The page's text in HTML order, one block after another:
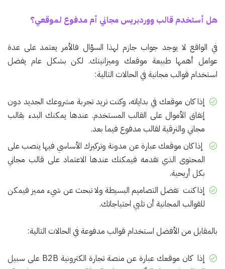
هل أستخدم قالب ووردبريس مجاني أم مدفوع لموقعي؟
في الواقع لا يوجد جواب جازم لهذا السؤال فالأمر يعتمد على عدة
عوامل أهمها طبيعة موقعك وميزانيتك. لكن بشكل عام يفضل
استخدام قوالب مجانية في الحالات التالية:
إذا كان موقعك في بداياته، وكنت تريد تجربة مشروعك الجديد دون
إنفاق الأموال على القالب المستخدم. عندها يمكنك البدء بقالب
مجاني والترقية لقالب مدفوع فيما بعد.
إذا كان موقعك عبارة عن مدونة وتركيزك الأساسي فيها ينصب على
المحتوى الذي تقدمه فيمكنك عندها الاعتماد على قالب مجاني
بكل أريحية.
إذا كنت تفضل التصاميم البسيطة ولا تبحث عن شيء مميز فيمكن
للقوالب المجانية أن تلبي احتياجاتك.
بالمقابل من الأفضل استخدام قوالب مدفوعة في الحالات التالية:
إذا كان موقعك عبارة عن منصة تجارة الكترونية B2B على سبيل